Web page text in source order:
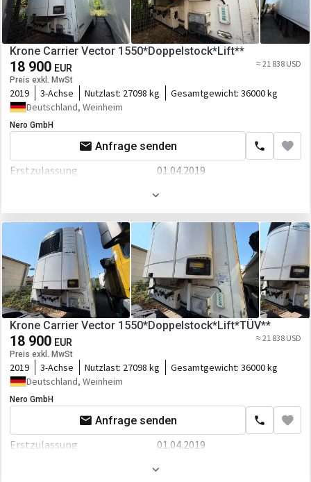
Krone Carrier Vector 1550*Doppelstock*Lift**
18 900 EUR
Preis exkl. MwSt
≈ 21 838 USD
2019 3-Achse Nutzlast: 27098 kg Gesamtgewicht: 36000 kg
Deutschland, Weinheim
Nero GmbH
Anfrage senden
Erstzulassung
01.04.2019
Neu
Gewicht
8902 kg
14040 mm
Breite
2600 mm
Höhe
4000 mm
Fahrgestell/Federung
Federung
Bremse
Scheibenbremse
ABS
Aufbau
13450 mm
Krone Carrier Vector 1550*Doppelstock*Lift*TÜV**
18 900 EUR
Preis exkl. MwSt
≈ 21 838 USD
2019 3-Achse Nutzlast: 27098 kg Gesamtgewicht: 36000 kg
Deutschland, Weinheim
Nero GmbH
Anfrage senden
Erstzulassung
01.04.2019
03/2027